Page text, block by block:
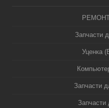
Запчасти
Уценка
Запчасти
Запчасти